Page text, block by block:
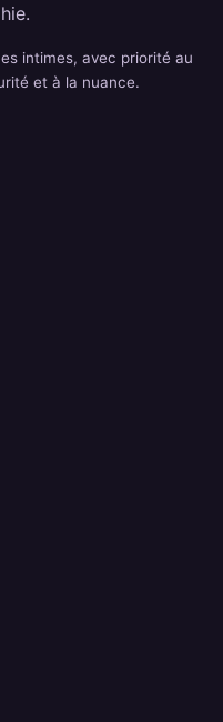
intimes, avec priorité au
et à la nuance.